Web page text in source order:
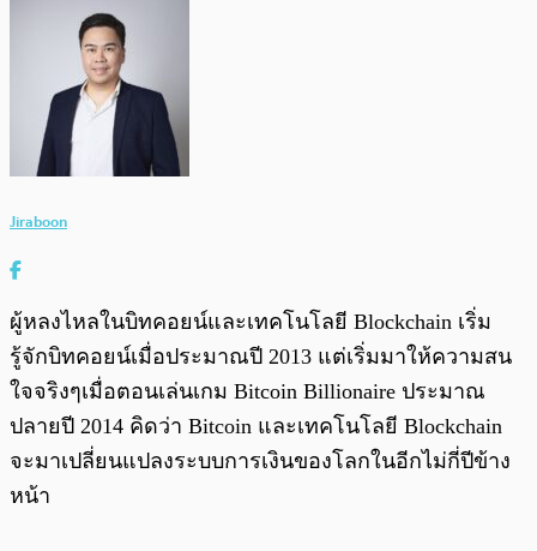
Jiraboon
ผู้หลงไหลในบิทคอยน์และเทคโนโลยี Blockchain เริ่ม
รู้จักบิทคอยน์เมื่อประมาณปี 2013 แต่เริ่มมาให้ความสน
ใจจริงๆเมื่อตอนเล่นเกม Bitcoin Billionaire ประมาณ
ปลายปี 2014 คิดว่า Bitcoin และเทคโนโลยี Blockchain
จะมาเปลี่ยนแปลงระบบการเงินของโลกในอีกไม่กี่ปีข้าง
หน้า